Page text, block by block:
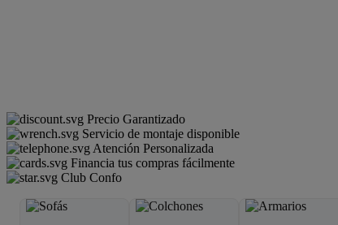
Precio Garantizado
Servicio de montaje disponible
Atención Personalizada
Financia tus compras fácilmente
Club Confo